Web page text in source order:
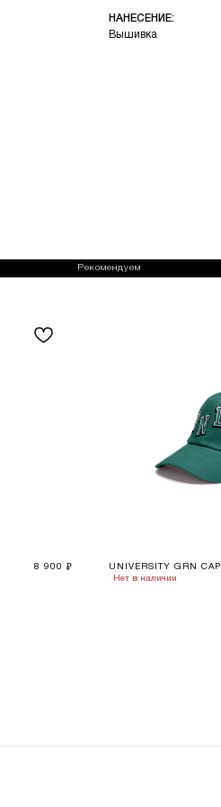
НАНЕСЕНИЕ:
Вышивка
Рекомендуем
8 900 ₽ UNIVERSITY GRN CAP
Нет в наличии